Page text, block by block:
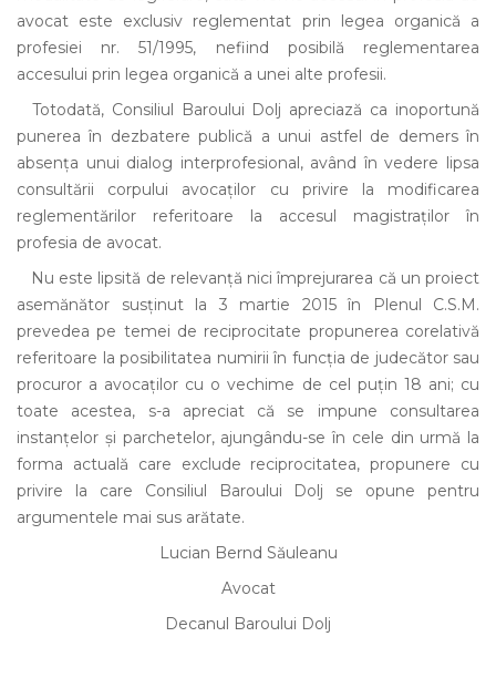
avocat este exclusiv reglementat prin legea organică a
profesiei nr. 51/1995, nefiind posibilă reglementarea
accesului prin legea organică a unei alte profesii.
Totodată, Consiliul Baroului Dolj apreciază ca inoportună
punerea în dezbatere publică a unui astfel de demers în
absenţa unui dialog interprofesional, având în vedere lipsa
consultării corpului avocaţilor cu privire la modificarea
reglementărilor referitoare la accesul magistraţilor în
profesia de avocat.
Nu este lipsită de relevanţă nici împrejurarea că un proiect
asemănător susţinut la 3 martie 2015 în Plenul C.S.M.
prevedea pe temei de reciprocitate propunerea corelativă
referitoare la posibilitatea numirii în funcţia de judecător sau
procuror a avocaţilor cu o vechime de cel puţin 18 ani; cu
toate acestea, s-a apreciat că se impune consultarea
instanţelor şi parchetelor, ajungându-se în cele din urmă la
forma actuală care exclude reciprocitatea, propunere cu
privire la care Consiliul Baroului Dolj se opune pentru
argumentele mai sus arătate.
Lucian Bernd Săuleanu
Avocat
Decanul Baroului Dolj